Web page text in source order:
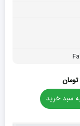
4,750,000 تومان
تومان
فعلی:
3,100,000 تومان.
سبد خرید